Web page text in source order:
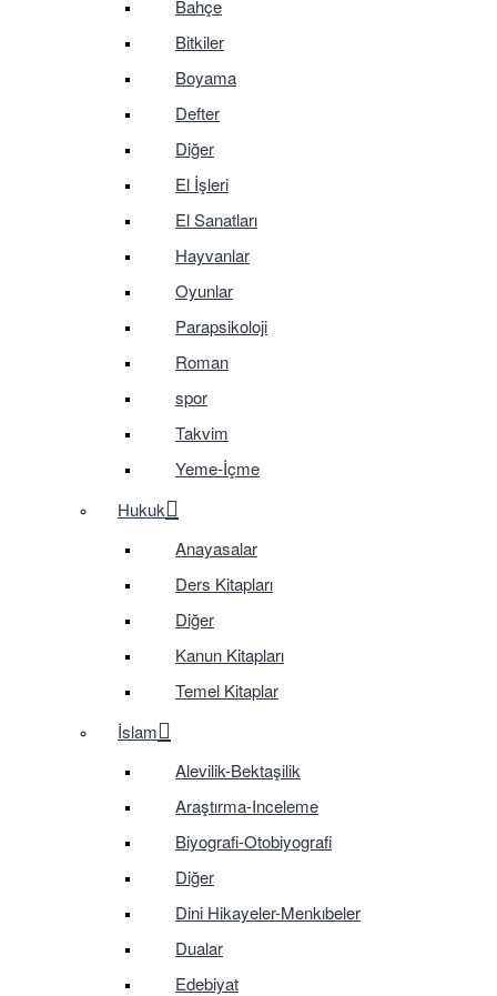
Bahçe
Bitkiler
Boyama
Defter
Diğer
El İşleri
El Sanatları
Hayvanlar
Oyunlar
Parapsikoloji
Roman
spor
Takvim
Yeme-İçme
Hukuk
Anayasalar
Ders Kitapları
Diğer
Kanun Kitapları
Temel Kitaplar
İslam
Alevilik-Bektaşilik
Araştırma-Inceleme
Biyografi-Otobiyografi
Diğer
Dini Hikayeler-Menkıbeler
Dualar
Edebiyat